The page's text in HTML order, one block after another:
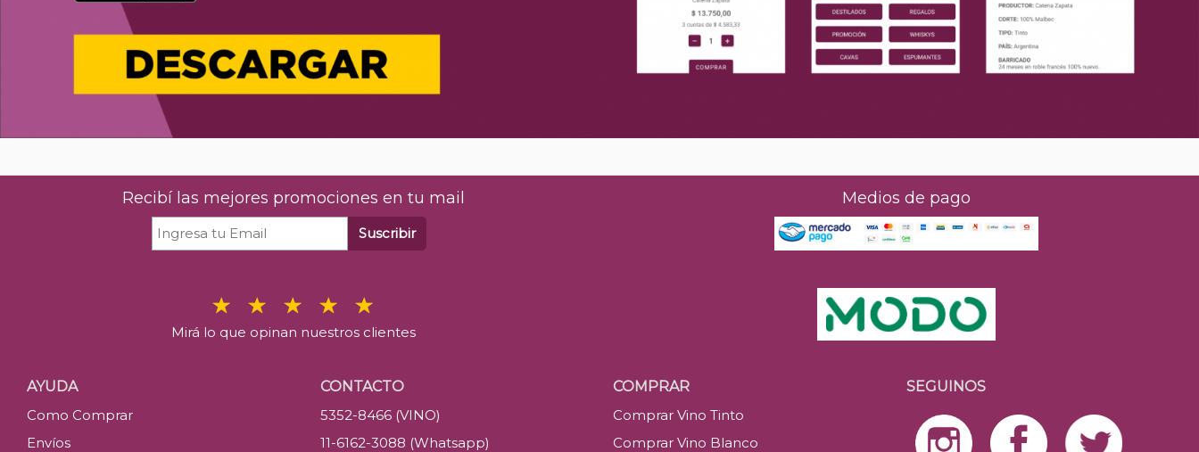
Recibí las mejores promociones en tu mail
Suscribir
Mirá lo que opinan nuestros clientes
Medios de pago
AYUDA
Como Comprar
Envíos
CONTACTO
5352-8466 (VINO)
11-6162-3088 (Whatsapp)
COMPRAR
Comprar Vino Tinto
Comprar Vino Blanco
SEGUINOS